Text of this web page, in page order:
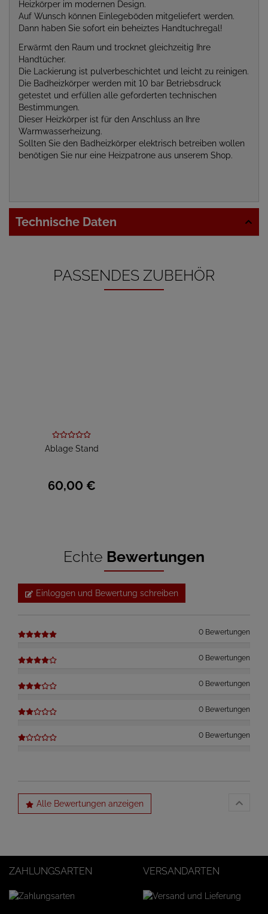
Heizkörper im modernen Design.
Auf Wunsch können Einlegeböden mitgeliefert werden.
Dann haben Sie sofort ein beheiztes Handtuchregal!
Erwärmt den Raum und trocknet gleichzeitig Ihre
Handtücher.
Die Lackierung ist pulverbeschichtet und leicht zu reinigen.
Die Badheizkörper werden mit 10 bar Betriebsdruck
getestet und erfüllen alle geforderten technischen
Bestimmungen.
Dieser Heizkörper ist für den Anschluss an Ihre
Warmwasserheizung.
Sollten Sie den Badheizkörper elektrisch betreiben wollen
benötigen Sie nur eine Heizpatrone aus unserem Shop.
Technische Daten
PASSENDES ZUBEHÖR
Ablage Stand
60,00 €
Echte Bewertungen
Einloggen und Bewertung schreiben
0 Bewertungen
0 Bewertungen
0 Bewertungen
0 Bewertungen
0 Bewertungen
Alle Bewertungen anzeigen
ZAHLUNGSARTEN VERSANDARTEN